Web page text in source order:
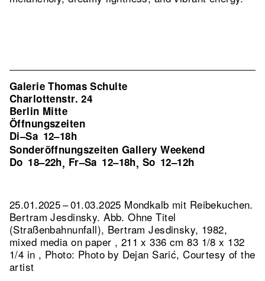
Galerie Thomas Schulte
Charlottenstr. 24
Berlin Mitte
Öffnungszeiten
Di–Sa 12–18h
Sonderöffnungszeiten Gallery Weekend
Do 18–22h, Fr–Sa 12–18h, So 12–12h
25.01.2025 – 01.03.2025 Mondkalb mit Reibekuchen.
Bertram Jesdinsky.Abb. Ohne Titel
(Straßenbahnunfall), Bertram Jesdinsky, 1982,
mixed media on paper , 211 x 336 cm 83 1/8 x 132
1/4 in , Photo: Photo by Dejan Sarić, Courtesy of the
artist